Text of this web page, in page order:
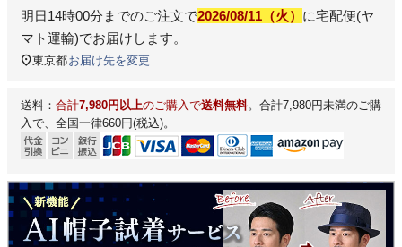
明日14時00分 までのご注文で2026/08/11（火） に宅配便(ヤ
マト運輸)でお届けします。
東京都お届け先を変更
送料： 合計7,980円以上のご購入で送料無料。合計7,980円未満のご購
入で、全国一律660円(税込)。